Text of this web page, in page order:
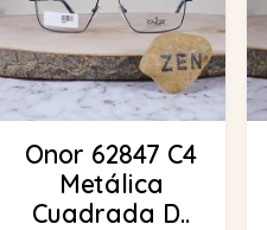
Onor 62847 C4
Metálica
Cuadrada D..